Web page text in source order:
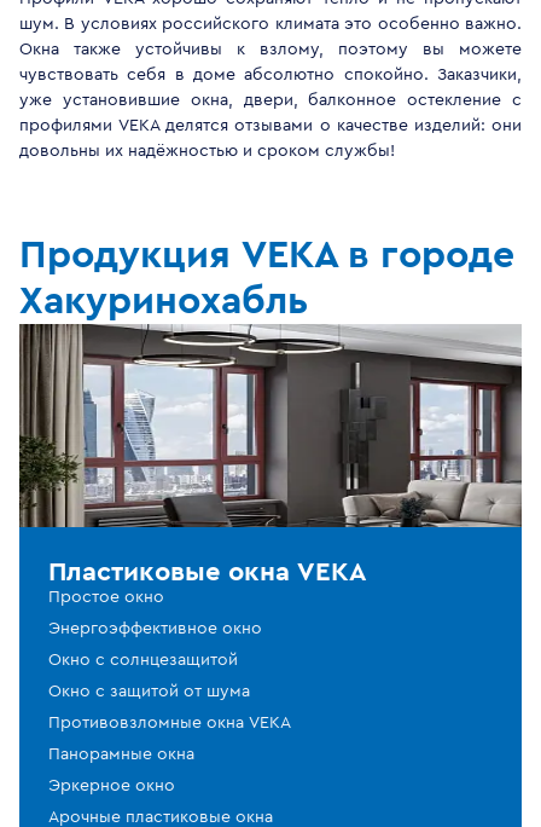
шум. В условиях российского климата это особенно важно.
Окна также устойчивы к взлому, поэтому вы можете
чувствовать себя в доме абсолютно спокойно. Заказчики,
уже установившие окна, двери, балконное остекление с
профилями VEKA делятся отзывами о качестве изделий: они
довольны их надёжностью и сроком службы!
Продукция VEKA в городе
Хакуринохабль
Пластиковые окна VEKA
Простое окно
Энергоэффективное окно
Окно с солнцезащитой
Окно с защитой от шума
Противовзломные окна VEKA
Панорамные окна
Эркерное окно
Арочные пластиковые окна